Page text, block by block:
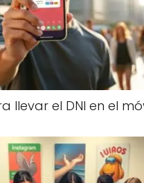
llevar el DNI en el